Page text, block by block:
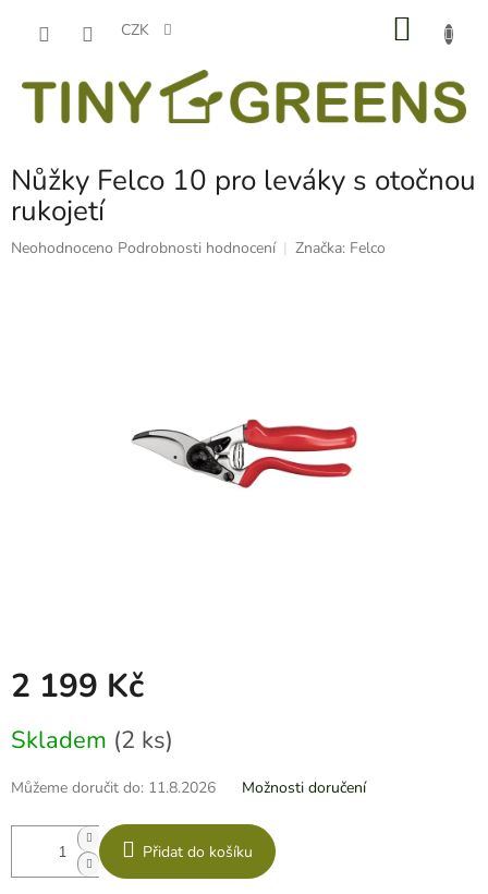
CZK
Nůžky Felco 10 pro leváky s otočnou
rukojetí
Průměrné
Neohodnoceno Podrobnosti hodnocení Značka: Felco
2 199 Kč
cena:
Skladem (2 ks)
Můžeme doručit do: 11.8.2026 Možnosti doručení
Přidat do košíku